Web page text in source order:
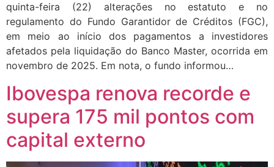
quinta-feira (22) alterações no estatuto e no
regulamento do Fundo Garantidor de Créditos (FGC),
em meio ao início dos pagamentos a investidores
afetados pela liquidação do Banco Master, ocorrida em
novembro de 2025. Em nota, o fundo informou…
Ibovespa renova recorde e
supera 175 mil pontos com
capital externo